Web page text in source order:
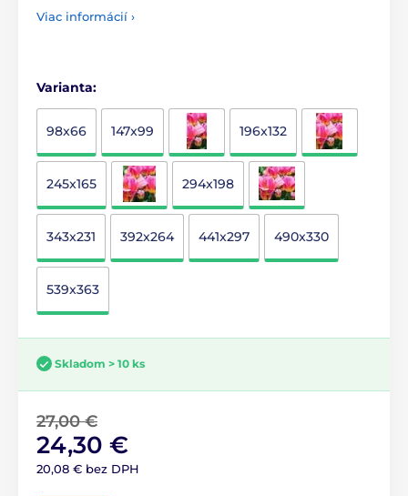
Viac informácií ›
Varianta:
98x66 147x99 196x132
245x165 294x198
343x231 392x264 441x297 490x330
539x363
Skladom > 10 ks
27,00 €
24,30 €
20,08 € bez DPH